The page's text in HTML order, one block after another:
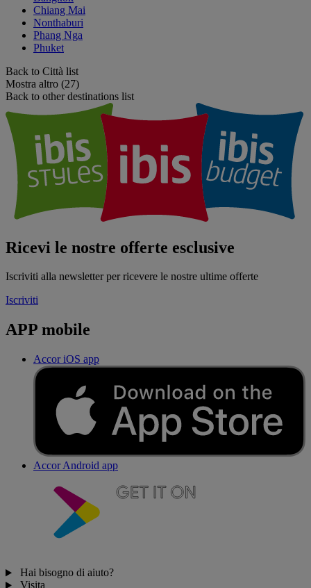
Chiang Mai
Nonthaburi
Phang Nga
Phuket
Back to Città list
Mostra altro (27)
Back to other destinations list
Ricevi le nostre offerte esclusive
Iscriviti alla newsletter per ricevere le nostre ultime offerte
Iscriviti
APP mobile
Accor iOS app
Accor Android app
Hai bisogno di aiuto?
Visita